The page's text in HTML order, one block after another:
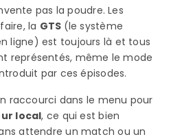
pas la poudre. Les
la GTS (le système
ligne) est toujours là et tous
représentés, même le mode
par ces épisodes.
raccourci dans le menu pour
local, ce qui est bien
attendre un match ou un